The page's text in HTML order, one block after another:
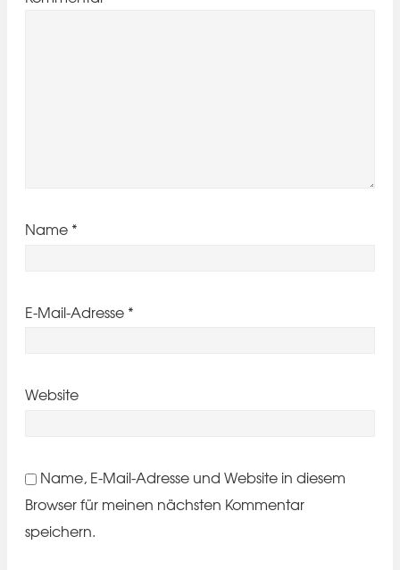
Name *
E-Mail-Adresse *
Website
Name, E-Mail-Adresse und Website in diesem
Browser für meinen nächsten Kommentar
speichern.